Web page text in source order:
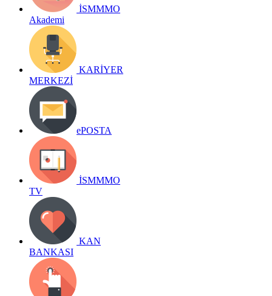
İSMMMO
Akademi
KARİYER
MERKEZİ
ePOSTA
İSMMMO
TV
KAN
BANKASI